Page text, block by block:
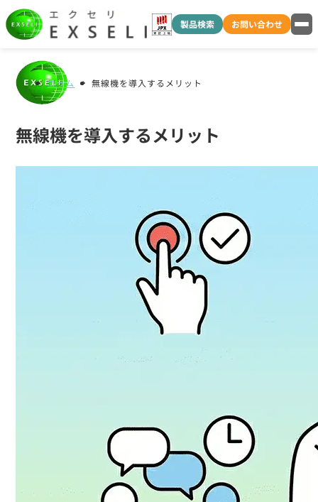
製品検索 お問い合わせ
コラム 無線機を導入するメリット
無線機を導入するメリット